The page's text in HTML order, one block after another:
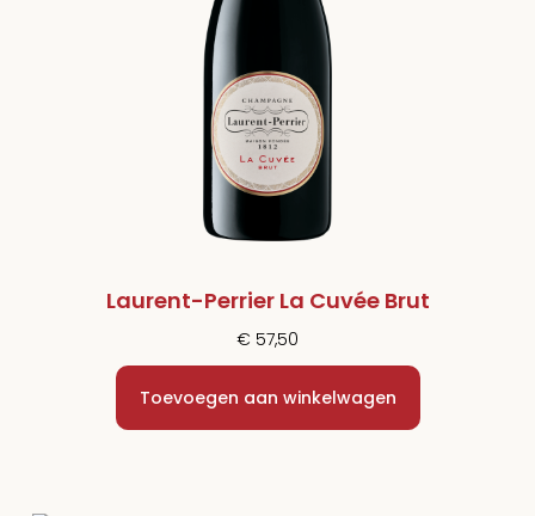
Laurent-Perrier La Cuvée Brut
€ 57,50
Toevoegen aan winkelwagen